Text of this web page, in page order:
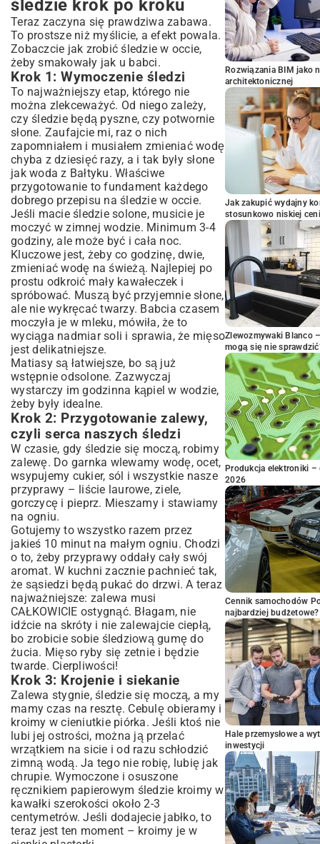
śledzie krok po kroku
Teraz zaczyna się prawdziwa zabawa.
To prostsze niż myślicie, a efekt powala.
Zobaczcie jak zrobić śledzie w occie,
żeby smakowały jak u babci.
Krok 1: Wymoczenie śledzi
To najważniejszy etap, którego nie
można zlekceważyć. Od niego zależy,
czy śledzie będą pyszne, czy potwornie
słone. Zaufajcie mi, raz o nich
zapomniałem i musiałem zmieniać wodę
chyba z dziesięć razy, a i tak były słone
jak woda z Bałtyku. Właściwe
przygotowanie to fundament każdego
dobrego przepisu na śledzie w occie.
Jeśli macie śledzie solone, musicie je
moczyć w zimnej wodzie. Minimum 3-4
godziny, ale może być i cała noc.
Kluczowe jest, żeby co godzinę, dwie,
zmieniać wodę na świeżą. Najlepiej po
prostu odkroić mały kawałeczek i
spróbować. Muszą być przyjemnie słone,
ale nie wykręcać twarzy. Babcia czasem
moczyła je w mleku, mówiła, że to
wyciąga nadmiar soli i sprawia, że mięso
jest delikatniejsze.
Matiasy są łatwiejsze, bo są już
wstępnie odsolone. Zazwyczaj
wystarczy im godzinna kąpiel w wodzie,
żeby były idealne.
Krok 2: Przygotowanie zalewy,
czyli serca naszych śledzi
W czasie, gdy śledzie się moczą, robimy
zalewę. Do garnka wlewamy wodę, ocet,
wsypujemy cukier, sól i wszystkie nasze
przyprawy – liście laurowe, ziele,
gorczycę i pieprz. Mieszamy i stawiamy
na ogniu.
Gotujemy to wszystko razem przez
jakieś 10 minut na małym ogniu. Chodzi
o to, żeby przyprawy oddały cały swój
aromat. W kuchni zacznie pachnieć tak,
że sąsiedzi będą pukać do drzwi. A teraz
najważniejsze: zalewa musi
CAŁKOWICIE ostygnąć. Błagam, nie
idźcie na skróty i nie zalewajcie ciepłą,
bo zrobicie sobie śledziową gumę do
żucia. Mięso ryby się zetnie i będzie
twarde. Cierpliwości!
Krok 3: Krojenie i siekanie
Zalewa stygnie, śledzie się moczą, a my
mamy czas na resztę. Cebulę obieramy i
kroimy w cieniutkie piórka. Jeśli ktoś nie
lubi jej ostrości, można ją przelać
wrzątkiem na sicie i od razu schłodzić
zimną wodą. Ja tego nie robię, lubię jak
chrupie. Wymoczone i osuszone
ręcznikiem papierowym śledzie kroimy w
kawałki szerokości około 2-3
centymetrów. Jeśli dodajecie jabłko, to
teraz jest ten moment – kroimy je w
Rozwiązania BIM jako
architektonicznej
Jak zakupić wydajny
stosunkowo niskiej
Zlewozmywaki Blanco
mogą się nie
Produkcja elektroniki –
2026
Cennik samochodów
najbardziej budżetowe?
Hale przemysłowe a
inwestycji